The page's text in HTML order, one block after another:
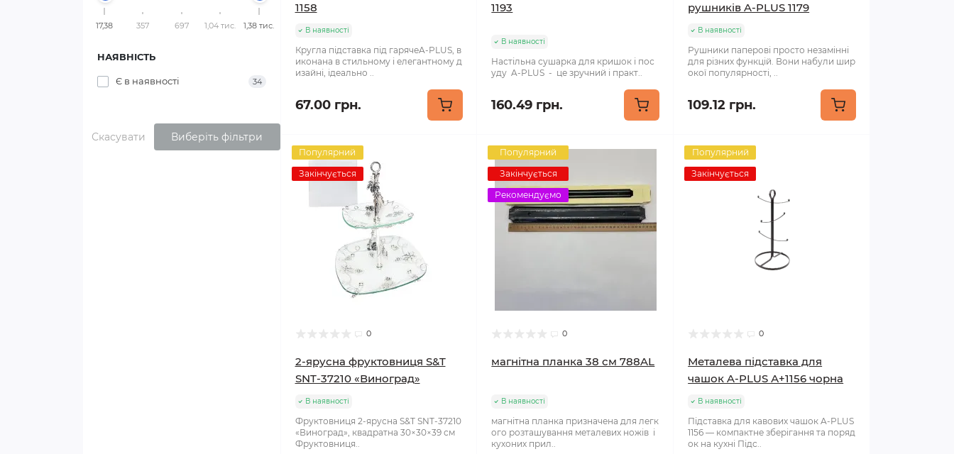
17,38 357 697 1,04 тис. 1,38 тис.
НАЯВНІСТЬ
Є в наявності 34
Скасувати Виберіть фільтри
1158
В наявності
Кругла підставка під гарячеA-PLUS, в
иконана в стильному і елегантному д
изайні, ідеально ..
67.00 грн.
1193
В наявності
Настільна сушарка для кришок і пос
уду A-PLUS - це зручний і практ..
160.49 грн.
рушників A-PLUS 1179
В наявності
Рушники паперові просто незамінні
для різних функцій. Вони набули шир
окої популярності, ..
109.12 грн.
Популярний
Закінчується
0
2-ярусна фруктовниця S&T
SNT-37210 «Виноград»
В наявності
Фруктовниця 2-ярусна S&T SNT-37210
«Виноград», квадратна 30×30×39 см
Фруктовниця..
Популярний
Закінчується
Рекомендуємо
0
магнітна планка 38 см 788AL
В наявності
магнітна планка призначена для легк
ого розташування металевих ножів і
кухоних прил..
Популярний
Закінчується
0
Металева підставка для
чашок A-PLUS А+1156 чорна
В наявності
Підставка для кавових чашок A-PLUS
1156 — компактне зберігання та поряд
ок на кухні Підс..